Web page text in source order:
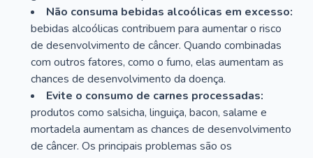
Não consuma bebidas alcoólicas em excesso:
bebidas alcoólicas contribuem para aumentar o risco
de desenvolvimento de câncer. Quando combinadas
com outros fatores, como o fumo, elas aumentam as
chances de desenvolvimento da doença.
Evite o consumo de carnes processadas:
produtos como salsicha, linguiça, bacon, salame e
mortadela aumentam as chances de desenvolvimento
de câncer. Os principais problemas são os